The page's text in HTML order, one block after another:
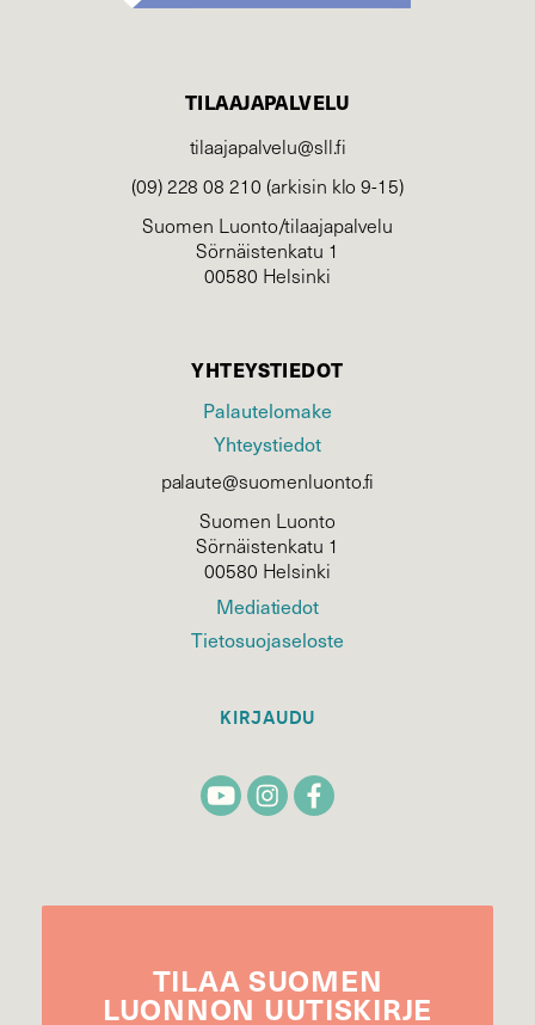
TILAAJAPALVELU
tilaajapalvelu@sll.fi
(09) 228 08 210 (arkisin klo 9-15)
Suomen Luonto/tilaajapalvelu
Sörnäistenkatu 1
00580 Helsinki
YHTEYSTIEDOT
Palautelomake
Yhteystiedot
palaute@suomenluonto.fi
Suomen Luonto
Sörnäistenkatu 1
00580 Helsinki
Mediatiedot
Tietosuojaseloste
KIRJAUDU
TILAA SUOMEN
LUONNON UUTIS­KIRJE